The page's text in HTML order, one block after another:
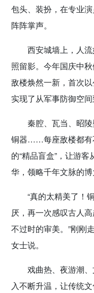
包头、装扮，在专业
阵阵掌声。
西安城墙上，人流
照留影。今年国庆中
敌楼焕然一新，首次
实现了从军事防御空间
秦腔、瓦当、昭陵
铜器……每座敌楼都有
的“精品盲盒”，让游
华，领略千年文脉的博
“真的太精美了！铜
厌，再一次感叹古人
不过时的审美。”刚刚
女士说。
戏曲热、夜游潮、
入不断升温，让传统